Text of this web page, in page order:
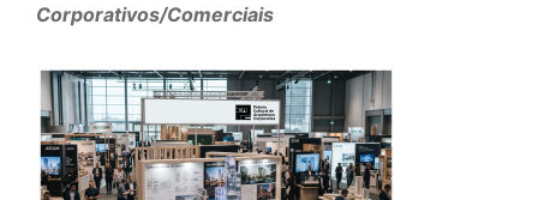
Corporativos/Comerciais